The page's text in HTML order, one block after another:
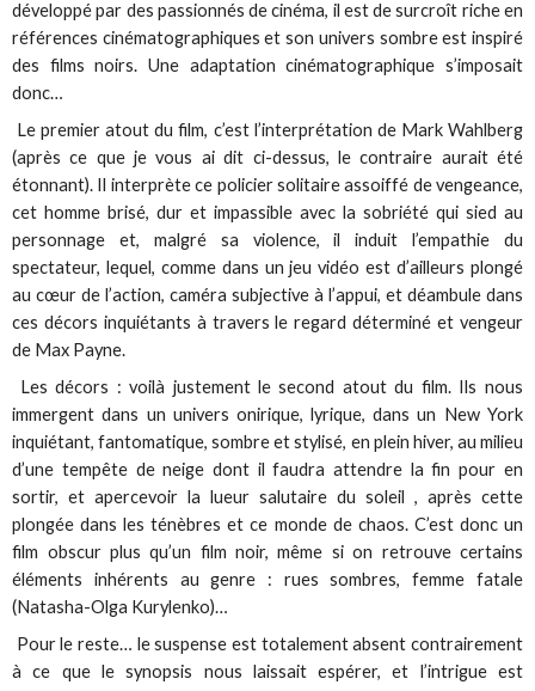
développé par des passionnés de cinéma, il est de surcroît riche en
références cinématographiques et son univers sombre est inspiré
des films noirs. Une adaptation cinématographique s’imposait
donc…
Le premier atout du film, c’est l’interprétation de Mark Wahlberg
(après ce que je vous ai dit ci-dessus, le contraire aurait été
étonnant). Il interprète ce policier solitaire assoiffé de vengeance,
cet homme brisé, dur et impassible avec la sobriété qui sied au
personnage et, malgré sa violence, il induit l’empathie du
spectateur, lequel, comme dans un jeu vidéo est d’ailleurs plongé
au cœur de l’action, caméra subjective à l’appui, et déambule dans
ces décors inquiétants à travers le regard déterminé et vengeur
de Max Payne.
Les décors : voilà justement le second atout du film. Ils nous
immergent dans un univers onirique, lyrique, dans un New York
inquiétant, fantomatique, sombre et stylisé, en plein hiver, au milieu
d’une tempête de neige dont il faudra attendre la fin pour en
sortir, et apercevoir la lueur salutaire du soleil , après cette
plongée dans les ténèbres et ce monde de chaos. C’est donc un
film obscur plus qu’un film noir, même si on retrouve certains
éléments inhérents au genre : rues sombres, femme fatale
(Natasha-Olga Kurylenko)…
Pour le reste… le suspense est totalement absent contrairement
à ce que le synopsis nous laissait espérer, et l’intrigue est